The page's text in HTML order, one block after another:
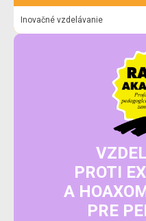
Inovačné vzdelávanie
PROTI
A
PRE